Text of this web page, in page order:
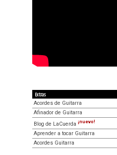
Extras
Acordes de Guitarra
Afinador de Guitarra
Blog de LaCuerda ¡nuevo!
Aprender a tocar Guitarra
Acordes Guitarra